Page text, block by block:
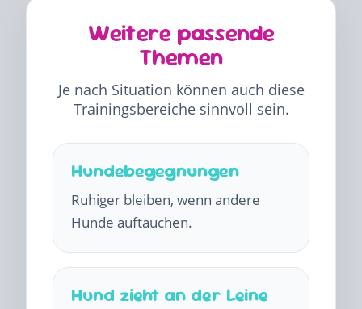
Weitere passende
Themen
Je nach Situation können auch diese
Trainingsbereiche sinnvoll sein.
Hundebegegnungen
Ruhiger bleiben, wenn andere
Hunde auftauchen.
Hund zieht an der Leine